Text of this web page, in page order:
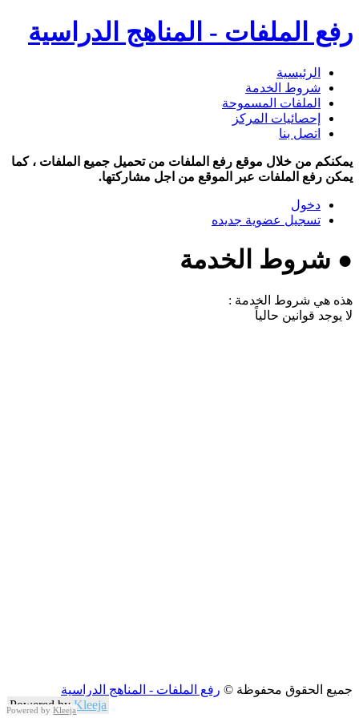
Powered byKleeja
رفع الملفات - المناهج الدراسية
الرئيسية
شروط الخدمة
الملفات المسموحة
إحصائيات المركز
اتصل بنا
يمكنكم من خلال موقع رفع الملفات من تحميل جميع الملفات ، كما
يمكن رفع الملفات عبر الموقع من اجل مشاركتها.
دخول
تسجيل عضوية جديده
● شروط الخدمة
هذه هي شروط الخدمة :
لا يوجد قوانين حالياً
جميع الحقوق محفوظة © رفع الملفات - المناهج الدراسية
Powered byKleeja